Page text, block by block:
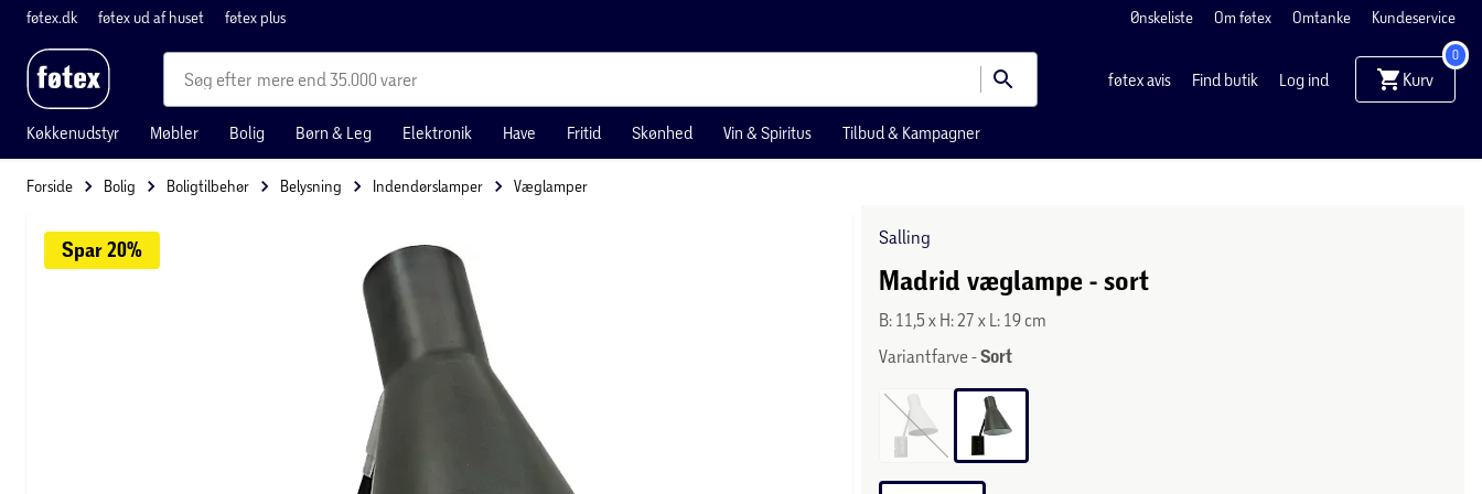
føtex.dk føtex ud af huset føtex plus Ønskeliste Om føtex Omtanke Kundeservice
mere end 35.000 varer føtex avis Find butik Log ind Kurv
0
Køkkenudstyr Møbler Bolig Børn & Leg Elektronik Have Fritid Skønhed Vin & Spiritus Tilbud & Kampagner
Forside Bolig Boligtilbehør Belysning Indendørslamper Væglamper
Spar 20%
Salling
Madrid væglampe - sort
B: 11,5 x H: 27 x L: 19 cm
Variantfarve -Sort